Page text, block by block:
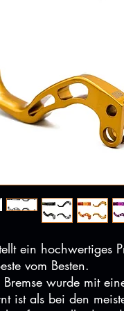
ein hochwertiges
vom Besten.
Bremse wurde mit
ist als bei den